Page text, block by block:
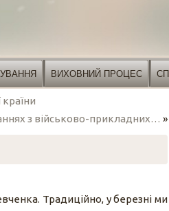
ВИХОВНИЙ ПРОЦЕС
з військово-прикладних… »
Традиційно, у березні ми